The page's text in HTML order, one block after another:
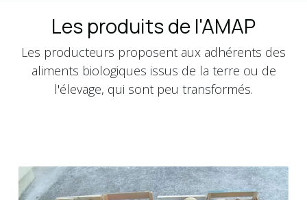
Les produits de l'AMAP
Les producteurs proposent aux adhérents des
aliments biologiques issus de la terre ou de
l'élevage, qui sont peu transformés.